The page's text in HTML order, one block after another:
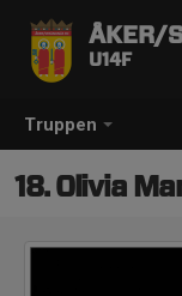
Truppen
ÅKER/
U14F
18. Olivia